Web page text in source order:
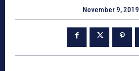
November 9, 2019